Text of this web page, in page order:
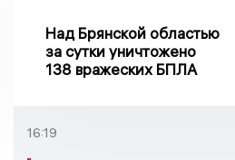
Над Брянской областью
за сутки уничтожено
138 вражеских БПЛА
16:19